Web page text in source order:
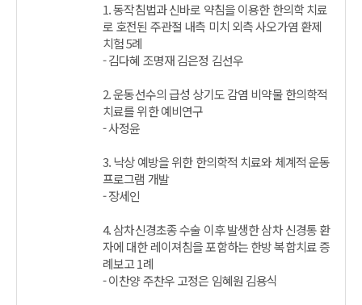
1. 동작침법과 신바로 약침을 이용한 한의학 치료
로 호전된 주관절 내측 미치 외측 사오가염 환제
치험 5례
- 김다혜 조명재 김은정 김선우
2. 운동선수의 급성 상기도 감염 비약물 한의학적
치료를 위한 예비연구
- 사정윤
3. 낙상 예방을 위한 한의학적 치료와 체계적 운동
프로그램 개발
- 장세인
4. 삼차신경초종 수술 이후 발생한 삼차 신경통 환
자에 대한 레이져침을 포함하는 한방 복합치료 증
례보고 1례
- 이찬양 주찬우 고정은 임혜원 김용식